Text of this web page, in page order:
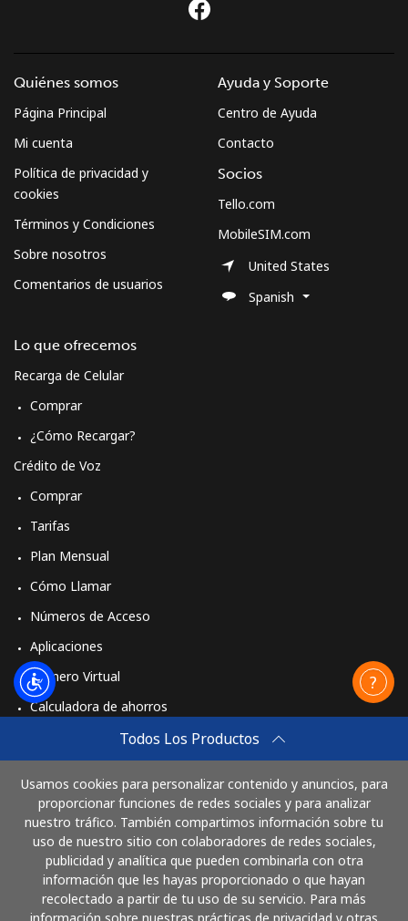
Todos Los Productos
Usamos cookies para personalizar contenido y anuncios, para
proporcionar funciones de redes sociales y para analizar
nuestro tráfico. También compartimos información sobre tu
uso de nuestro sitio con colaboradores de redes sociales,
publicidad y analítica que pueden combinarla con otra
información que les hayas proporcionado o que hayan
recolectado a partir de tu uso de su servicio. Para más
Quiénes somos
Página Principal
Mi cuenta
Política de privacidad y
cookies
Términos y Condiciones
Sobre nosotros
Comentarios de usuarios
Lo que ofrecemos
Recarga de Celular
Comprar
¿Cómo Recargar?
Crédito de Voz
Comprar
Tarifas
Plan Mensual
Cómo Llamar
Números de Acceso
Aplicaciones
Número Virtual
Calculadora de ahorros
Cómo funciona
Ayuda y Soporte
Centro de Ayuda
Contacto
Socios
Tello.com
MobileSIM.com
United States
Spanish
Paga con